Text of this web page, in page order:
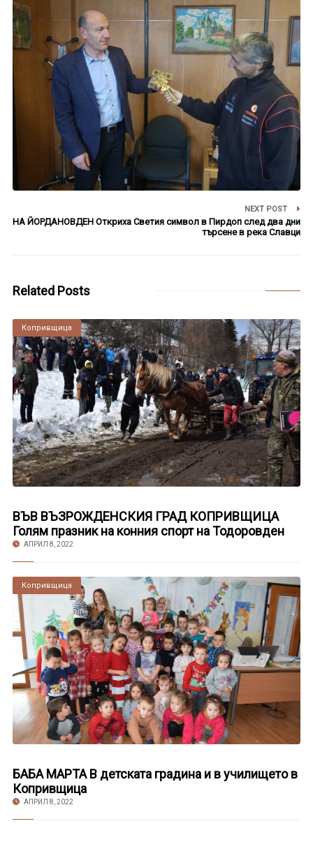
NEXT POST
НА ЙОРДАНОВДЕН Откриха Светия символ в Пирдоп след два дни
търсене в река Славци
Related Posts
Копривщица
ВЪВ ВЪЗРОЖДЕНСКИЯ ГРАД КОПРИВЩИЦА
Голям празник на конния спорт на Тодоровден
АПРИЛ 8, 2022
Копривщица
БАБА МАРТА В детската градина и в училището в
Копривщица
АПРИЛ 8, 2022